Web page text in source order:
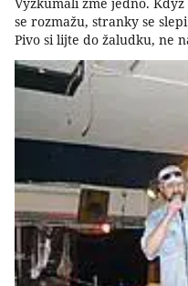
se rozmažu, stranky se
Pivo si lijte do žaludku, ne